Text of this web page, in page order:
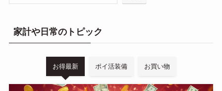
家計や日常のトピック
お得最新 ポイ活装備 お買い物